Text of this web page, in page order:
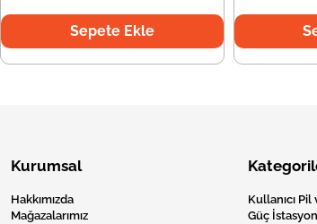
Sepete Ekle
Kurumsal
Hakkımızda
Mağazalarımız
Kullanıcı
Güç